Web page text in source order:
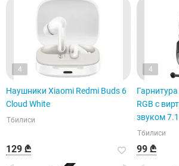
4
Наушники Xiaomi Redmi Buds 6
Cloud White
Тбилиси
129 ₾
4
RGB с
звуком 7.1
Тбилиси
99 ₾